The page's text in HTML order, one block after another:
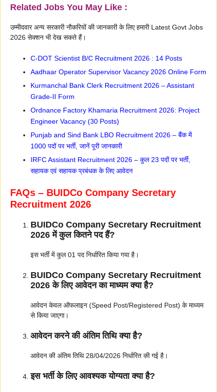
Related Jobs You May Like :
उम्मीदवार अन्य सरकारी नौकरियों की जानकारी के लिए हमारी Latest Govt Jobs
2026 सेक्शन भी देख सकते हैं।
C-DOT Scientist B/C Recruitment 2026 : 14 Posts
Aadhaar Operator Supervisor Vacancy 2026 Online Form
Kurmanchal Bank Clerk Recruitment 2026 – Assistant
Grade-II Form
Ordnance Factory Khamaria Recruitment 2026: Project
Engineer Vacancy (30 Posts)
Punjab and Sind Bank LBO Recruitment 2026 – बैंक में
1000 पदों पर भर्ती, जानें पूरी जानकारी
IRFC Assistant Recruitment 2026 – कुल 23 पदों पर भर्ती,
सहायक एवं सहायक प्रबंधक के लिए आवेदन
FAQs – BUIDCo Company Secretary
Recruitment 2026
BUIDCo Company Secretary Recruitment
2026 में कुल कितने पद हैं?
इस भर्ती में कुल 01 पद निर्धारित किया गया है।
BUIDCo Company Secretary Recruitment
2026 के लिए आवेदन का माध्यम क्या है?
आवेदन केवल ऑफलाइन (Speed Post/Registered Post) के माध्यम
से किया जाएगा।
आवेदन करने की अंतिम तिथि क्या है?
आवेदन की अंतिम तिथि 28/04/2026 निर्धारित की गई है।
इस भर्ती के लिए आवश्यक योग्यता क्या है?